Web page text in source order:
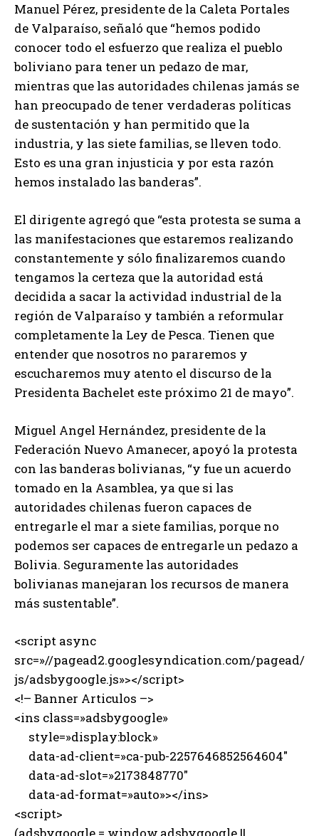
Manuel Pérez, presidente de la Caleta Portales
de Valparaíso, señaló que “hemos podido
conocer todo el esfuerzo que realiza el pueblo
boliviano para tener un pedazo de mar,
mientras que las autoridades chilenas jamás se
han preocupado de tener verdaderas políticas
de sustentación y han permitido que la
industria, y las siete familias, se lleven todo.
Esto es una gran injusticia y por esta razón
hemos instalado las banderas”.
El dirigente agregó que “esta protesta se suma a
las manifestaciones que estaremos realizando
constantemente y sólo finalizaremos cuando
tengamos la certeza que la autoridad está
decidida a sacar la actividad industrial de la
región de Valparaíso y también a reformular
completamente la Ley de Pesca. Tienen que
entender que nosotros no pararemos y
escucharemos muy atento el discurso de la
Presidenta Bachelet este próximo 21 de mayo”.
Miguel Angel Hernández, presidente de la
Federación Nuevo Amanecer, apoyó la protesta
con las banderas bolivianas, “y fue un acuerdo
tomado en la Asamblea, ya que si las
autoridades chilenas fueron capaces de
entregarle el mar a siete familias, porque no
podemos ser capaces de entregarle un pedazo a
Bolivia. Seguramente las autoridades
bolivianas manejaran los recursos de manera
más sustentable”.
<script async
src=»//pagead2.googlesyndication.com/pagead/
js/adsbygoogle.js»></script>
<!– Banner Articulos –>
<ins class=»adsbygoogle»
style=»display:block»
data-ad-client=»ca-pub-2257646852564604″
data-ad-slot=»2173848770″
data-ad-format=»auto»></ins>
<script>